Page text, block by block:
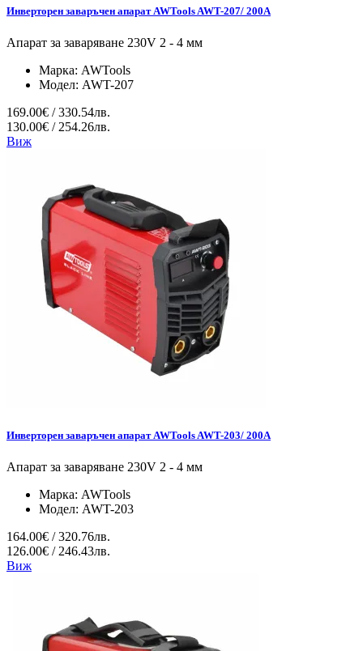
Инверторен заваръчен апарат AWTools AWT-207/ 200A
Апарат за заваряване 230V 2 - 4 мм
Марка: AWTools
Модел: AWT-207
169.00€ / 330.54лв.
130.00€ / 254.26лв.
Виж
Инверторен заваръчен апарат AWTools AWT-203/ 200A
Апарат за заваряване 230V 2 - 4 мм
Марка: AWTools
Модел: AWT-203
164.00€ / 320.76лв.
126.00€ / 246.43лв.
Виж